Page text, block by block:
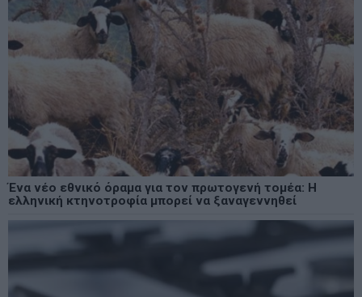
Ένα νέο εθνικό όραμα για τον πρωτογενή τομέα: Η
ελληνική κτηνοτροφία μπορεί να ξαναγεννηθεί